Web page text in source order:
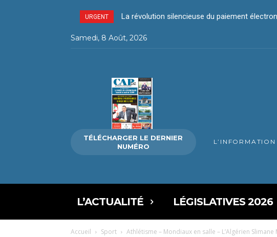
URGENT La révolution silencieuse du paiement
Samedi, 8 Août, 2026
TÉLÉCHARGER LE DERNIER
NUMÉRO
L’ACTUALITÉ LÉGISLATIVES 2026
Accueil Sport Athlétisme – Mondiaux en salle – L’Algérien